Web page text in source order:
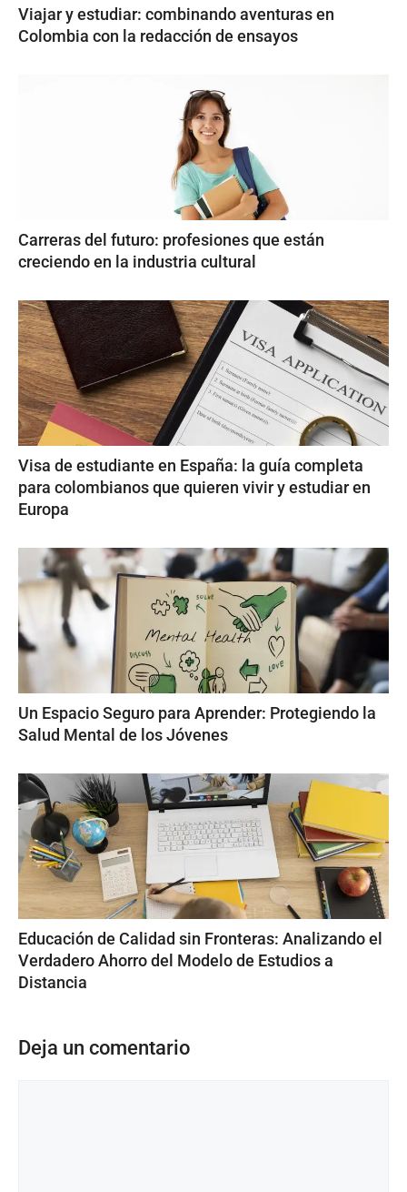
Viajar y estudiar: combinando aventuras en
Colombia con la redacción de ensayos
Carreras del futuro: profesiones que están
creciendo en la industria cultural
Visa de estudiante en España: la guía completa
para colombianos que quieren vivir y estudiar en
Europa
Un Espacio Seguro para Aprender: Protegiendo la
Salud Mental de los Jóvenes
Educación de Calidad sin Fronteras: Analizando el
Verdadero Ahorro del Modelo de Estudios a
Distancia
Deja un comentario